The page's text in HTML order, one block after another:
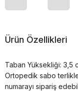
Ürün Özellikleri
Taban Yüksekliği: 3,5
Ortopedik sabo
numarayı sipariş